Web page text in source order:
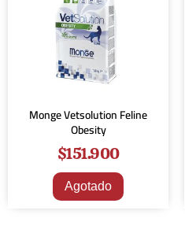
Monge Vetsolution Feline
Obesity
$151.900
Agotado